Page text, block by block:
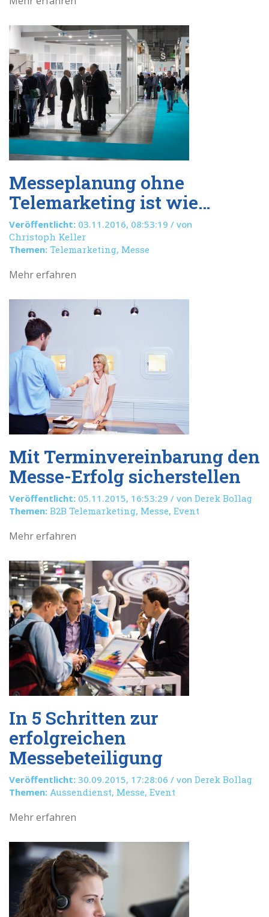
​Messeplanung ohne
Telemarketing ist wie…
Veröffentlicht: 03.11.2016, 08:53:19 / von
Christoph Keller
Themen: Telemarketing, Messe
Mehr erfahren
Mit Terminvereinbarung den
Messe-Erfolg sicherstellen
Veröffentlicht: 05.11.2015, 16:53:29 / von Derek Bollag
Themen: B2B Telemarketing, Messe, Event
Mehr erfahren
In 5 Schritten zur
erfolgreichen
Messebeteiligung
Veröffentlicht: 30.09.2015, 17:28:06 / von Derek Bollag
Themen: Aussendienst, Messe, Event
Mehr erfahren